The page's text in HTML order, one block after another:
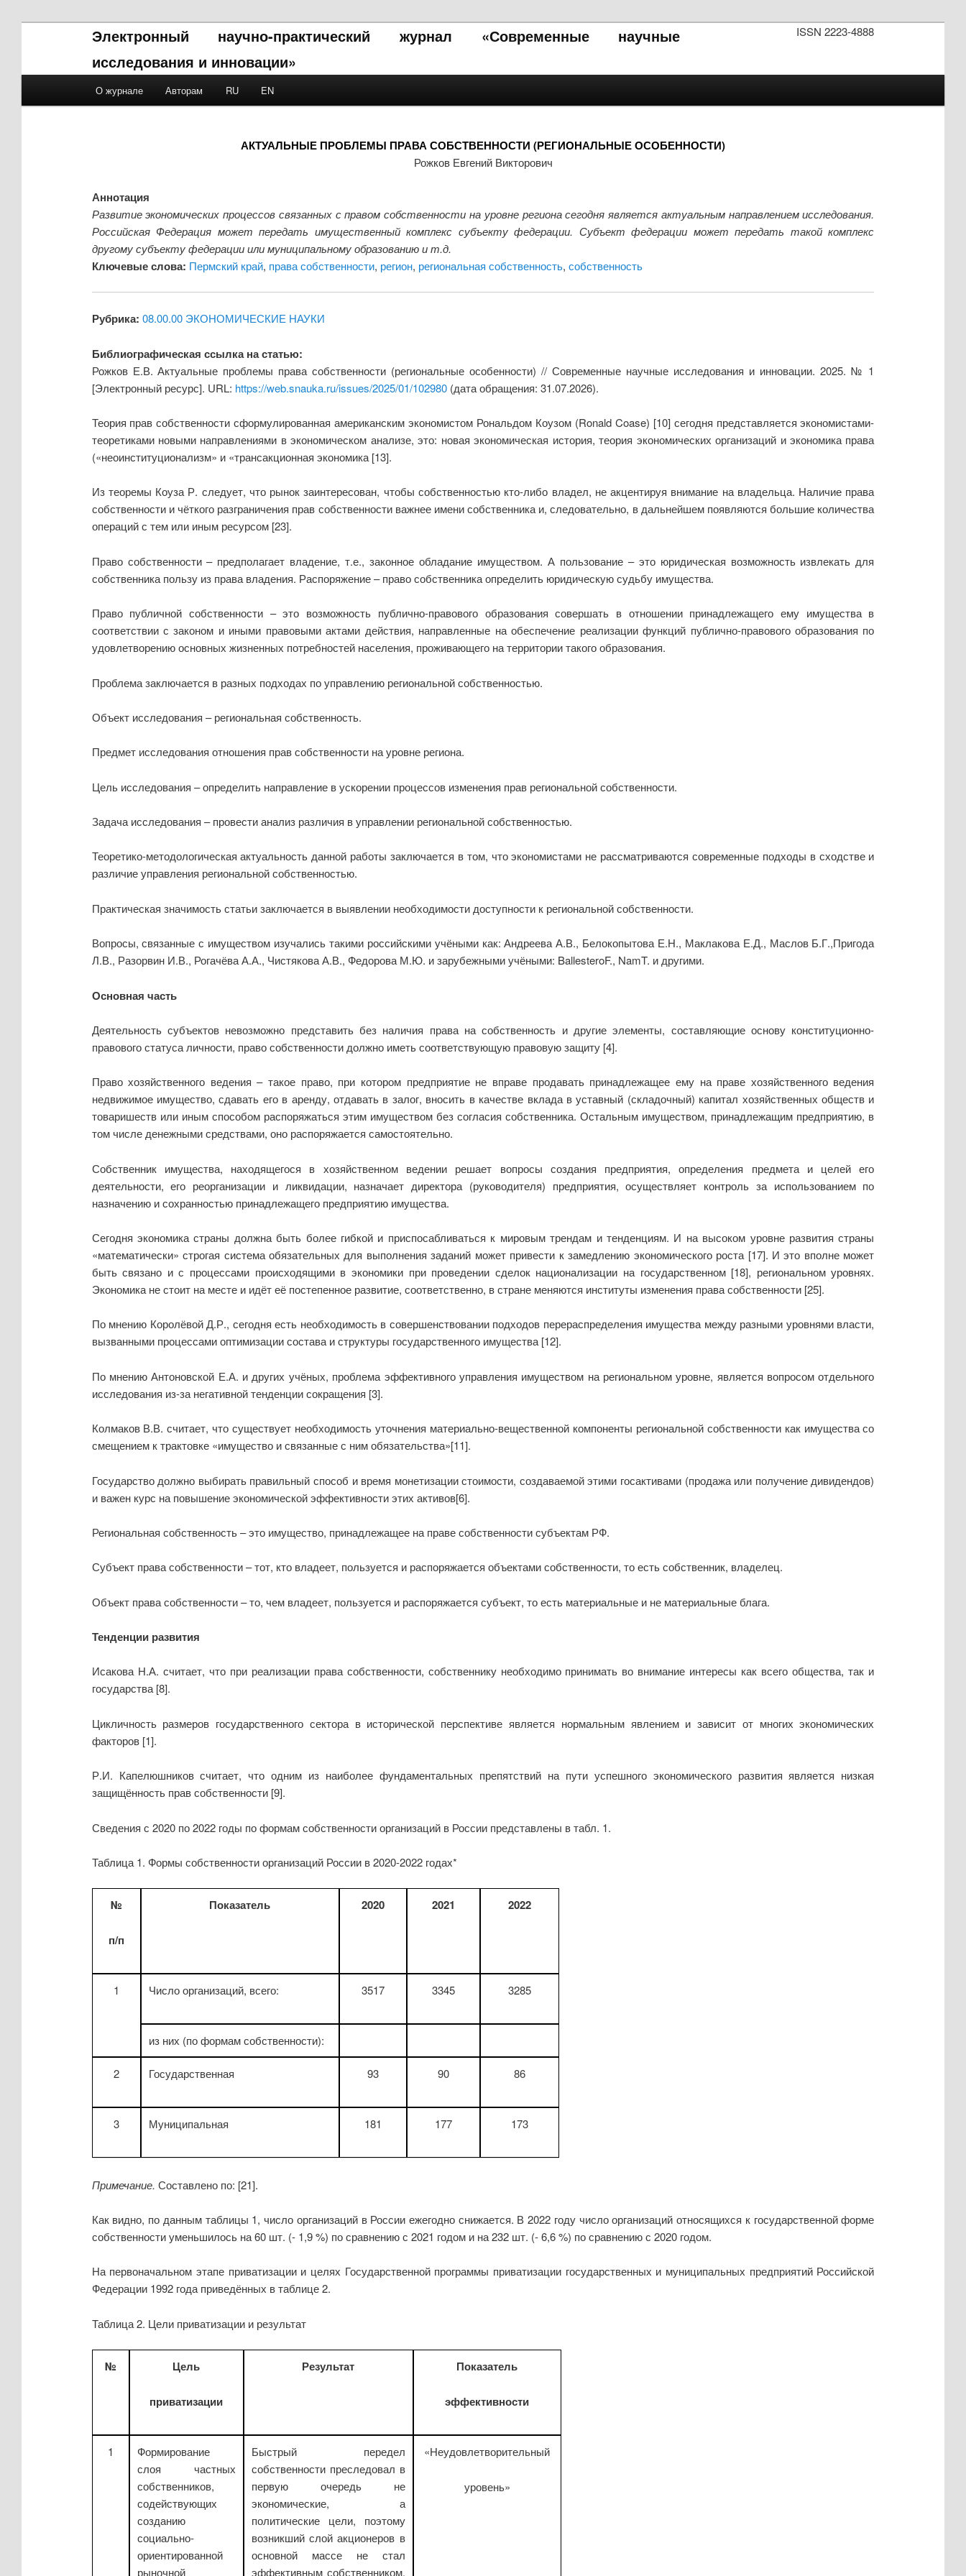
ISSN 2223-4888
Электронный научно-практический журнал «Современные научные
исследования и инновации»
Skip to primary content
Skip to secondary content
О журнале Авторам RU EN
АКТУАЛЬНЫЕ ПРОБЛЕМЫ ПРАВА СОБСТВЕННОСТИ (РЕГИОНАЛЬНЫЕ ОСОБЕННОСТИ)
Рожков Евгений Викторович
Аннотация
Развитие экономических процессов связанных с правом собственности на уровне региона сегодня является актуальным направлением исследования.
Российская Федерация может передать имущественный комплекс субъекту федерации. Субъект федерации может передать такой комплекс
другому субъекту федерации или муниципальному образованию и т.д.
Ключевые слова: Пермский край, права собственности, регион, региональная собственность, собственность
Рубрика: 08.00.00 ЭКОНОМИЧЕСКИЕ НАУКИ
Библиографическая ссылка на статью:
Рожков Е.В. Актуальные проблемы права собственности (региональные особенности) // Современные научные исследования и инновации. 2025. № 1
[Электронный ресурс]. URL: https://web.snauka.ru/issues/2025/01/102980(дата обращения: 31.07.2026).
Теория прав собственности сформулированная американским экономистом Рональдом Коузом (Ronald Coase) [10] сегодня представляется экономистами-
теоретиками новыми направлениями в экономическом анализе, это: новая экономическая история, теория экономических организаций и экономика права
(«неоинституционализм» и «трансакционная экономика [13].
Из теоремы Коуза Р. следует, что рынок заинтересован, чтобы собственностью кто-либо владел, не акцентируя внимание на владельца. Наличие права
собственности и чёткого разграничения прав собственности важнее имени собственника и, следовательно, в дальнейшем появляются большие количества
операций с тем или иным ресурсом [23].
Право собственности – предполагает владение, т.е., законное обладание имуществом. А пользование – это юридическая возможность извлекать для
собственника пользу из права владения. Распоряжение – право собственника определить юридическую судьбу имущества.
Право публичной собственности – это возможность публично-правового образования совершать в отношении принадлежащего ему имущества в
соответствии с законом и иными правовыми актами действия, направленные на обеспечение реализации функций публично-правового образования по
удовлетворению основных жизненных потребностей населения, проживающего на территории такого образования.
Проблема заключается в разных подходах по управлению региональной собственностью.
Объект исследования – региональная собственность.
Предмет исследования отношения прав собственности на уровне региона.
Цель исследования – определить направление в ускорении процессов изменения прав региональной собственности.
Задача исследования – провести анализ различия в управлении региональной собственностью.
Теоретико-методологическая актуальность данной работы заключается в том, что экономистами не рассматриваются современные подходы в сходстве и
различие управления региональной собственностью.
Практическая значимость статьи заключается в выявлении необходимости доступности к региональной собственности.
Вопросы, связанные с имуществом изучались такими российскими учёными как: Андреева А.В., Белокопытова Е.Н., Маклакова Е.Д., Маслов Б.Г.,Пригода
Л.В., Разорвин И.В., Рогачёва А.А., Чистякова А.В., Федорова М.Ю. и зарубежными учёными: BallesteroF., NamT. и другими.
Основная часть
Деятельность субъектов невозможно представить без наличия права на собственность и другие элементы, составляющие основу конституционно-
правового статуса личности, право собственности должно иметь соответствующую правовую защиту [4].
Право хозяйственного ведения – такое право, при котором предприятие не вправе продавать принадлежащее ему на праве хозяйственного ведения
недвижимое имущество, сдавать его в аренду, отдавать в залог, вносить в качестве вклада в уставный (складочный) капитал хозяйственных обществ и
товаришеств или иным способом распоряжаться этим имуществом без согласия собственника. Остальным имуществом, принадлежащим предприятию, в
том числе денежными средствами, оно распоряжается самостоятельно.
Собственник имущества, находящегося в хозяйственном ведении решает вопросы создания предприятия, определения предмета и целей его
деятельности, его реорганизации и ликвидации, назначает директора (руководителя) предприятия, осуществляет контроль за использованием по
назначению и сохранностью принадлежащего предприятию имущества.
Сегодня экономика страны должна быть более гибкой и приспосабливаться к мировым трендам и тенденциям. И на высоком уровне развития страны
«математически» строгая система обязательных для выполнения заданий может привести к замедлению экономического роста [17]. И это вполне может
быть связано и с процессами происходящими в экономики при проведении сделок национализации на государственном [18], региональном уровнях.
Экономика не стоит на месте и идёт её постепенное развитие, соответственно, в стране меняются институты изменения права собственности [25].
По мнению Королёвой Д.Р., сегодня есть необходимость в совершенствовании подходов перераспределения имущества между разными уровнями власти,
вызванными процессами оптимизации состава и структуры государственного имущества [12].
По мнению Антоновской Е.А. и других учёных, проблема эффективного управления имуществом на региональном уровне, является вопросом отдельного
исследования из-за негативной тенденции сокращения [3].
Колмаков В.В. считает, что существует необходимость уточнения материально-вещественной компоненты региональной собственности как имущества со
смещением к трактовке «имущество и связанные с ним обязательства»[11].
Государство должно выбирать правильный способ и время монетизации стоимости, создаваемой этими госактивами (продажа или получение дивидендов)
и важен курс на повышение экономической эффективности этих активов[6].
Региональная собственность – это имущество, принадлежащее на праве собственности субъектам РФ.
Субъект права собственности – тот, кто владеет, пользуется и распоряжается объектами собственности, то есть собственник, владелец.
Объект права собственности – то, чем владеет, пользуется и распоряжается субъект, то есть материальные и не материальные блага.
Тенденции развития
Исакова Н.А. считает, что при реализации права собственности, собственнику необходимо принимать во внимание интересы как всего общества, так и
государства [8].
Цикличность размеров государственного сектора в исторической перспективе является нормальным явлением и зависит от многих экономических
факторов [1].
Р.И. Капелюшников считает, что одним из наиболее фундаментальных препятствий на пути успешного экономического развития является низкая
защищённость прав собственности [9].
Сведения с 2020 по 2022 годы по формам собственности организаций в России представлены в табл. 1.
Таблица 1. Формы собственности организаций России в 2020-2022 годах*
№
п/п
Показатель 2020 2021 2022
1 Число организаций, всего: 3517 3345 3285
из них (по формам собственности):
2 Государственная 93 90 86
3 Муниципальная 181 177 173
Примечание. Составлено по: [21].
Как видно, по данным таблицы 1, число организаций в России ежегодно снижается. В 2022 году число организаций относящихся к государственной форме
собственности уменьшилось на 60 шт. (- 1,9 %) по сравнению с 2021 годом и на 232 шт. (- 6,6 %) по сравнению с 2020 годом.
На первоначальном этапе приватизации и целях Государственной программы приватизации государственных и муниципальных предприятий Российской
Федерации 1992 года приведённых в таблице 2.
Таблица 2. Цели приватизации и результат
№ Цель
приватизации
Результат Показатель
эффективности
1
Формирование
слоя частных
собственников,
содействующих
созданию
социально-
ориентированной
рыночной
Быстрый передел
собственности преследовал в
первую очередь не
экономические, а
политические цели, поэтому
возникший слой акционеров в
основной массе не стал
эффективным собственником.
«Неудовлетворительный
уровень»